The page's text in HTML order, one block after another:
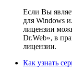
Если Вы
для Windows
лицензии
Dr.Web», в
лицензии.
Как узнать